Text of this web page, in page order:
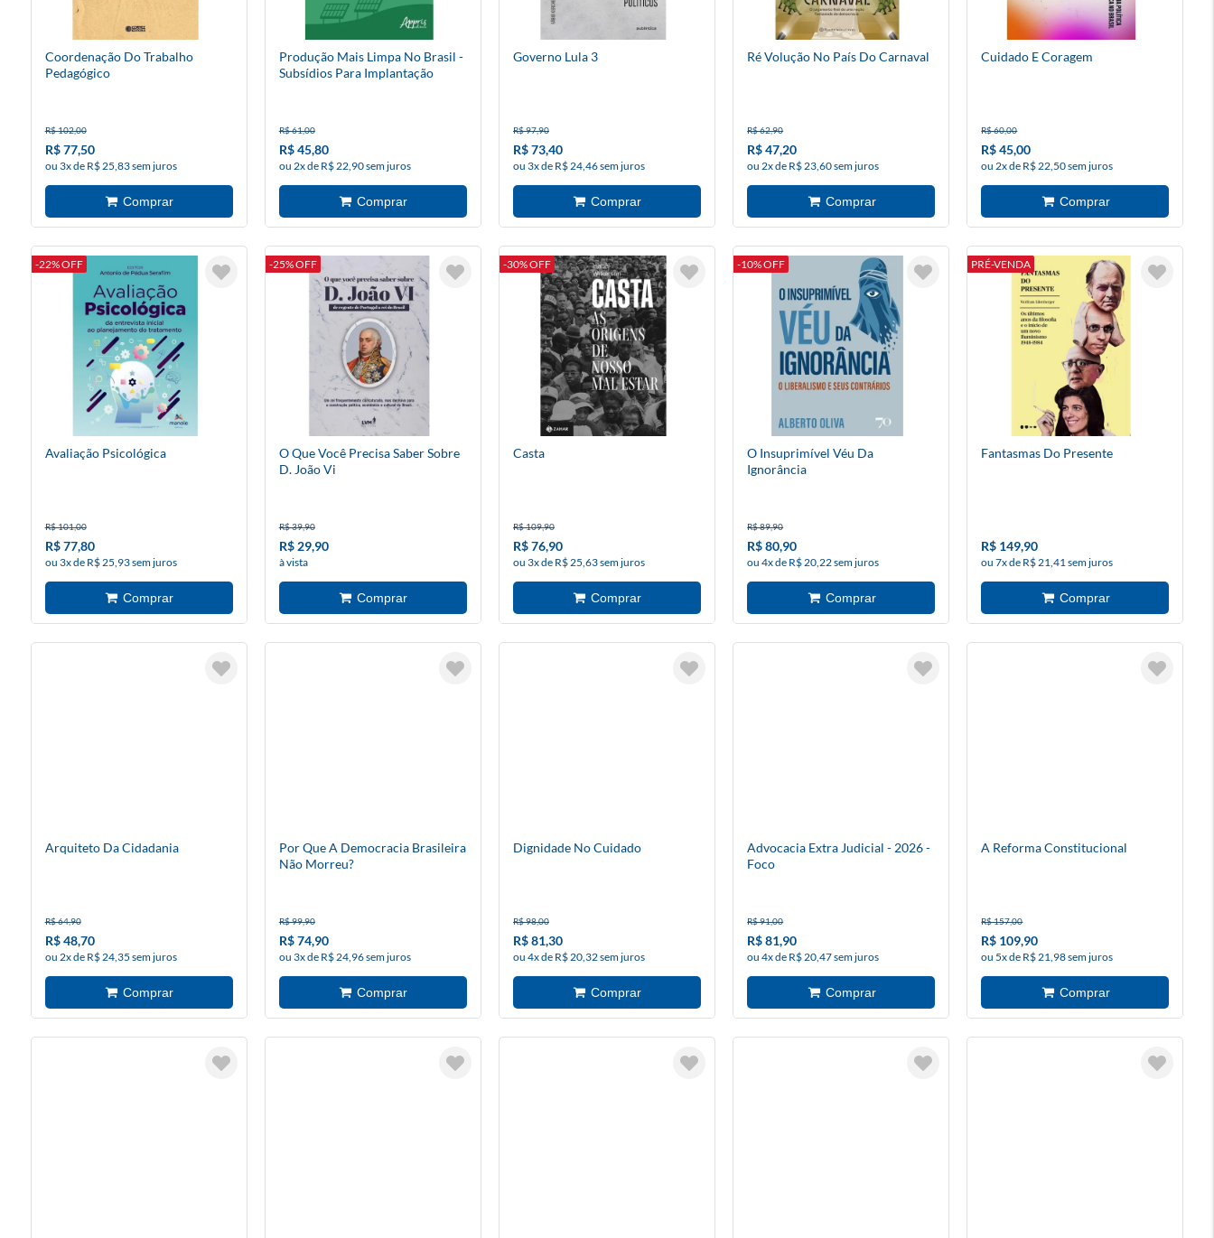
Coordenação Do Trabalho
Pedagógico
R$ 102,00
R$ 77,50
ou 3x de R$ 25,83 sem juros
Produção Mais Limpa No Brasil -
Subsídios Para Implantação
R$ 61,00
R$ 45,80
ou 2x de R$ 22,90 sem juros
Governo Lula 3
R$ 97,90
R$ 73,40
ou 3x de R$ 24,46 sem juros
Ré Volução No País Do Carnaval
R$ 62,90
R$ 47,20
ou 2x de R$ 23,60 sem juros
Cuidado E Coragem
R$ 60,00
R$ 45,00
ou 2x de R$ 22,50 sem juros
-22% OFF
Avaliação Psicológica
R$ 101,00
R$ 77,80
ou 3x de R$ 25,93 sem juros
-25% OFF
O Que Você Precisa Saber Sobre
D. João Vi
R$ 39,90
R$ 29,90
à vista
-30% OFF
Casta
R$ 109,90
R$ 76,90
ou 3x de R$ 25,63 sem juros
-10% OFF
O Insuprimível Véu Da
Ignorância
R$ 89,90
R$ 80,90
ou 4x de R$ 20,22 sem juros
PRÉ-VENDA
Fantasmas Do Presente
R$ 149,90
ou 7x de R$ 21,41 sem juros
Arquiteto Da Cidadania
R$ 64,90
R$ 48,70
ou 2x de R$ 24,35 sem juros
Por Que A Democracia Brasileira
Não Morreu?
R$ 99,90
R$ 74,90
ou 3x de R$ 24,96 sem juros
Dignidade No Cuidado
R$ 98,00
R$ 81,30
ou 4x de R$ 20,32 sem juros
Advocacia Extra Judicial - 2026 -
Foco
R$ 91,00
R$ 81,90
ou 4x de R$ 20,47 sem juros
A Reforma Constitucional
R$ 157,00
R$ 109,90
ou 5x de R$ 21,98 sem juros